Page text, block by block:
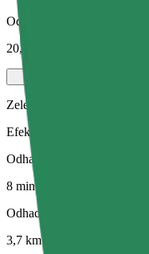
Odhadovaná cena
20,20 PLN
Zelený
Efektivní jízdy v hybridních
Odhadovaná doba jízdy
8 min
Odhadovaná vzdálenost
3,7 km